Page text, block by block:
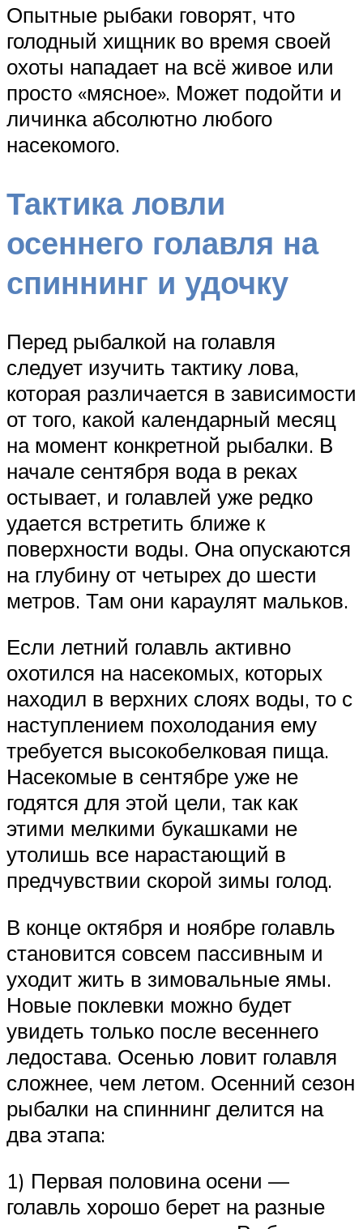
Опытные рыбаки говорят, что
голодный хищник во время своей
охоты нападает на всё живое или
просто «мясное». Может подойти и
личинка абсолютно любого
насекомого.
Тактика ловли
осеннего голавля на
спиннинг и удочку
Перед рыбалкой на голавля
следует изучить тактику лова,
которая различается в зависимости
от того, какой календарный месяц
на момент конкретной рыбалки. В
начале сентября вода в реках
остывает, и голавлей уже редко
удается встретить ближе к
поверхности воды. Она опускаются
на глубину от четырех до шести
метров. Там они караулят мальков.
Если летний голавль активно
охотился на насекомых, которых
находил в верхних слоях воды, то с
наступлением похолодания ему
требуется высокобелковая пища.
Насекомые в сентябре уже не
годятся для этой цели, так как
этими мелкими букашками не
утолишь все нарастающий в
предчувствии скорой зимы голод.
В конце октября и ноябре голавль
становится совсем пассивным и
уходит жить в зимовальные ямы.
Новые поклевки можно будет
увидеть только после весеннего
ледостава. Осенью ловит голавля
сложнее, чем летом. Осенний сезон
рыбалки на спиннинг делится на
два этапа:
1) Первая половина осени —
голавль хорошо берет на разные